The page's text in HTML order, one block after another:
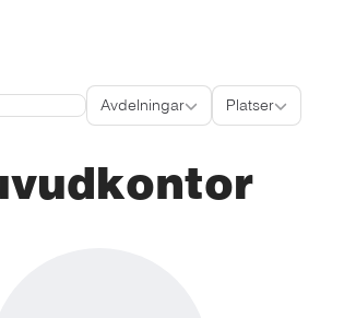
Avdelningar
Avdelningar Platser
Platser